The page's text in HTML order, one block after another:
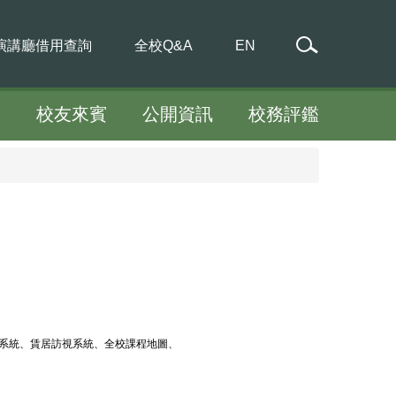
講廳借用查詢 全校Q&A EN
校友來賓 公開資訊 校務評鑑
、賃居訪視系統、全校課程地圖、